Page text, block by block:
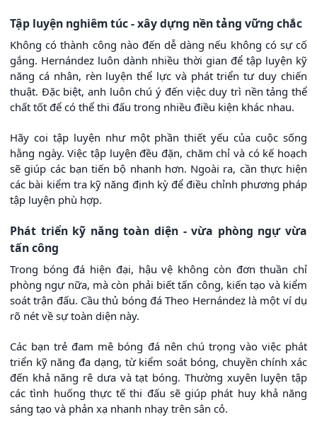
Tập luyện nghiêm túc - xây dựng nền tảng vững chắc
Không có thành công nào đến dễ dàng nếu không có sự cố
gắng. Hernández luôn dành nhiều thời gian để tập luyện kỹ
năng cá nhân, rèn luyện thể lực và phát triển tư duy chiến
thuật. Đặc biệt, anh luôn chú ý đến việc duy trì nền tảng thể
chất tốt để có thể thi đấu trong nhiều điều kiện khác nhau.
Hãy coi tập luyện như một phần thiết yếu của cuộc sống
hằng ngày. Việc tập luyện đều đặn, chăm chỉ và có kế hoạch
sẽ giúp các bạn tiến bộ nhanh hơn. Ngoài ra, cần thực hiện
các bài kiểm tra kỹ năng định kỳ để điều chỉnh phương pháp
tập luyện phù hợp.
Phát triển kỹ năng toàn diện - vừa phòng ngự vừa
tấn công
Trong bóng đá hiện đại, hậu vệ không còn đơn thuần chỉ
phòng ngự nữa, mà còn phải biết tấn công, kiến tạo và kiểm
soát trận đấu. Cầu thủ bóng đá Theo Hernández là một ví dụ
rõ nét về sự toàn diện này.
Các bạn trẻ đam mê bóng đá nên chú trọng vào việc phát
triển kỹ năng đa dạng, từ kiểm soát bóng, chuyền chính xác
đến khả năng rê dưa và tạt bóng. Thường xuyên luyện tập
các tình huống thực tế thi đấu sẽ giúp phát huy khả năng
sáng tạo và phản xạ nhanh nhạy trên sân cỏ.